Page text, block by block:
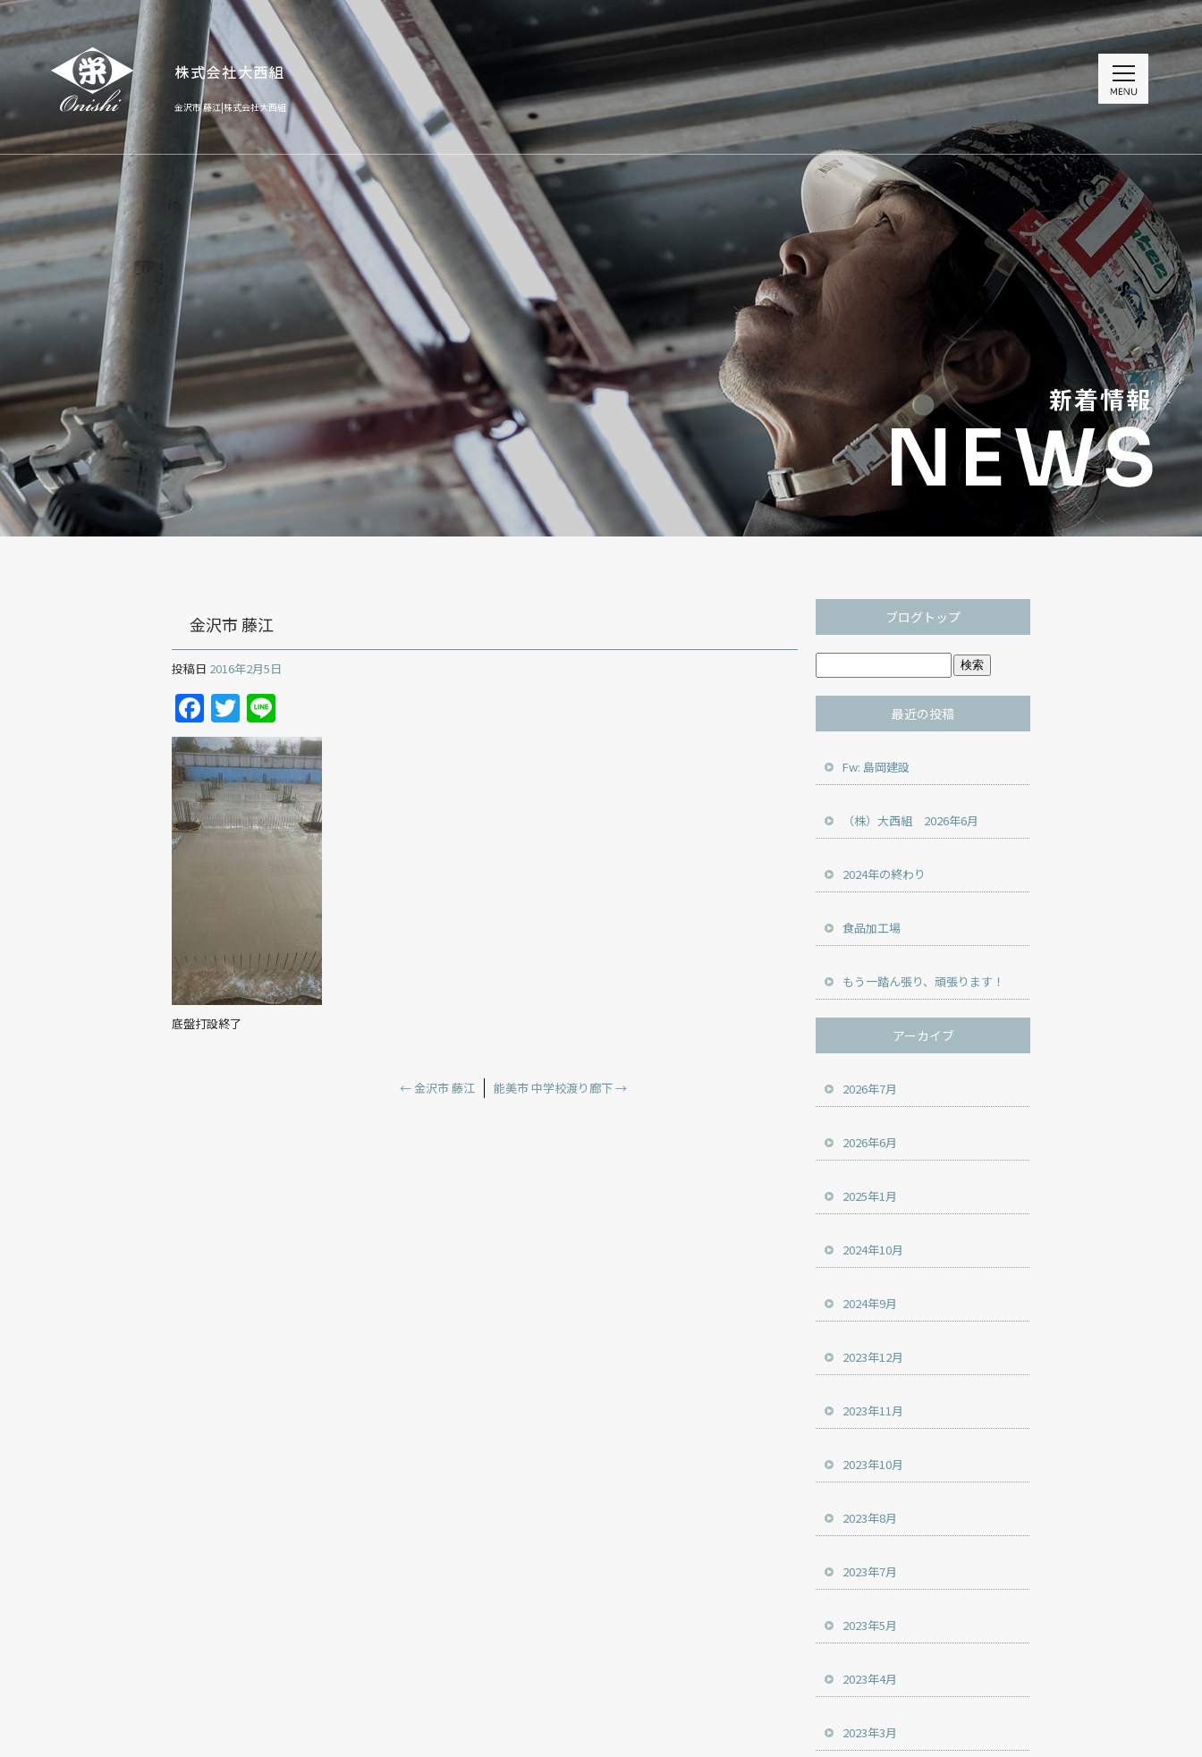
金沢市 藤江|株式会社大西組
金沢市 藤江
投稿日 2016年2月5日
Facebook
Twitter
底盤打設終了
← 金沢市 藤江 能美市 中学校渡り廊下→
ブログトップ
最近の投稿
Fw: 島岡建設
（株）大西組 2026年6月
2024年の終わり
食品加工場
もう一踏ん張り、頑張ります！
アーカイブ
2026年7月
2026年6月
2025年1月
2024年10月
2024年9月
2023年12月
2023年11月
2023年10月
2023年8月
2023年7月
2023年5月
2023年4月
2023年3月